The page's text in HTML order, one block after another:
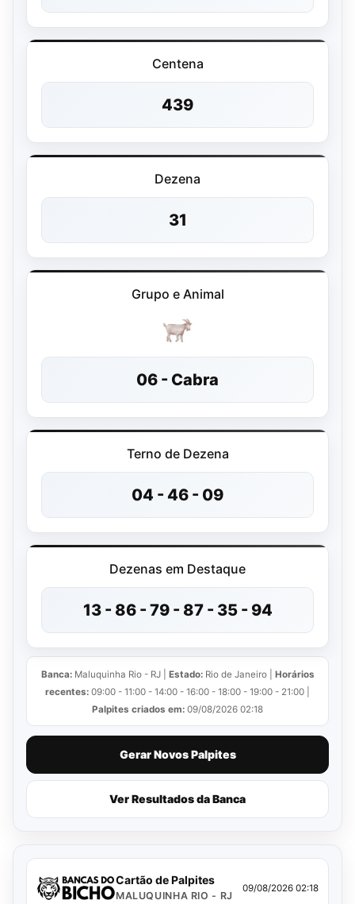
Centena
439
Dezena
31
Grupo e Animal
06 - Cabra
Terno de Dezena
04 - 46 - 09
Dezenas em Destaque
13 - 86 - 79 - 87 - 35 - 94
Banca:Maluquinha Rio - RJ | Estado:Rio de Janeiro |
Horários
recentes: 09:00 - 11:00 - 14:00 - 16:00 - 18:00 - 19:00 - 21:00 |
Palpites criados em: 09/08/2026 02:18
Gerar Novos Palpites
Ver Resultados da Banca
Cartão de Palpites
MALUQUINHA RIO - RJ
09/08/2026 02:18